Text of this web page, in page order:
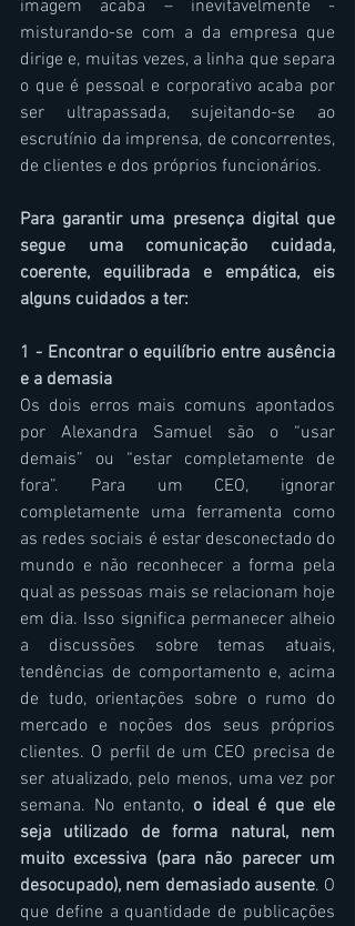
imagem acaba – inevitavelmente -
misturando-se com a da empresa que
dirige e, muitas vezes, a linha que separa
o que é pessoal e corporativo acaba por
ser ultrapassada, sujeitando-se ao
escrutínio da imprensa, de concorrentes,
de clientes e dos próprios funcionários.
Para garantir uma presença digital que
segue uma comunicação cuidada,
coerente, equilibrada e empática, eis
alguns cuidados a ter:
1 - Encontrar o equilíbrio entre ausência
e a demasia
Os dois erros mais comuns apontados
por Alexandra Samuel são o “usar
demais” ou “estar completamente de
fora”. Para um CEO, ignorar
completamente uma ferramenta como
as redes sociais é estar desconectado do
mundo e não reconhecer a forma pela
qual as pessoas mais se relacionam hoje
em dia. Isso significa permanecer alheio
a discussões sobre temas atuais,
tendências de comportamento e, acima
de tudo, orientações sobre o rumo do
mercado e noções dos seus próprios
clientes. O perfil de um CEO precisa de
ser atualizado, pelo menos, uma vez por
semana. No entanto, o ideal é que ele
seja utilizado de forma natural, nem
muito excessiva (para não parecer um
desocupado), nem demasiado ausente. O
que define a quantidade de publicações